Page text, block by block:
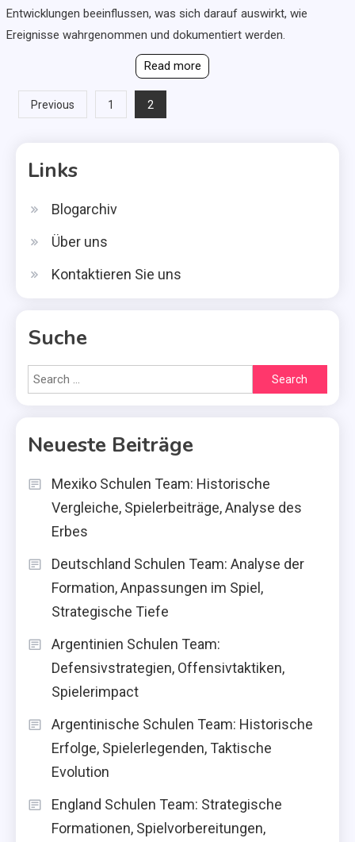
Entwicklungen beeinflussen, was sich darauf auswirkt, wie
Ereignisse wahrgenommen und dokumentiert werden.
Read more
Posts
Previous 1 2
Links
Blogarchiv
Über uns
Kontaktieren Sie uns
Suche
Search
for:
Neueste Beiträge
Mexiko Schulen Team: Historische
Vergleiche, Spielerbeiträge, Analyse des
Erbes
Deutschland Schulen Team: Analyse der
Formation, Anpassungen im Spiel,
Strategische Tiefe
Argentinien Schulen Team:
Defensivstrategien, Offensivtaktiken,
Spielerimpact
Argentinische Schulen Team: Historische
Erfolge, Spielerlegenden, Taktische
Evolution
England Schulen Team: Strategische
Formationen, Spielvorbereitungen,